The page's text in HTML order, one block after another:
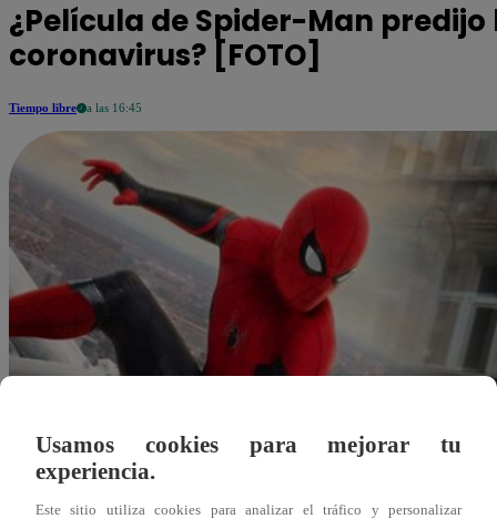
¿Película de Spider-Man
coronavirus? [FOTO]
Tiempo libre a las 16:45
Usamos cookies para mejorar tu
experiencia.
Este sitio utiliza cookies para analizar el tráfico y personalizar